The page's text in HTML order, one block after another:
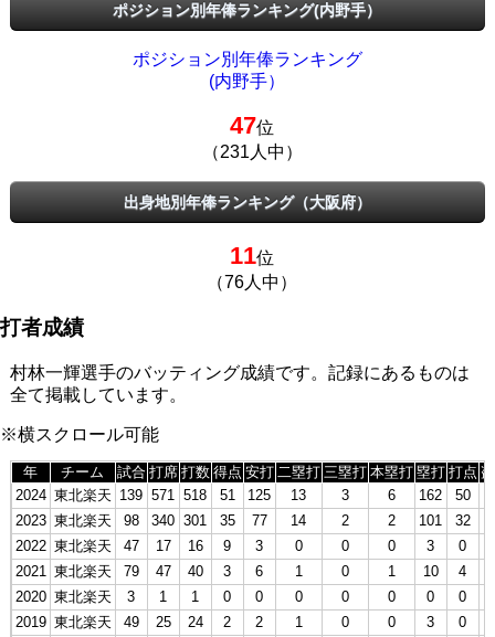
ポジション別年俸ランキング(内野手）
ポジション別年俸ランキング
(内野手）
47位
（231人中）
出身地別年俸ランキング（大阪府）
11位
（76人中）
打者成績
村林一輝選手のバッティング成績です。記録にあるものは
全て掲載しています。
※横スクロール可能
年 チーム 試合 打席 打数 得点 安打 二塁打 三塁打 本塁打 塁打 打点
2024 東北楽天 139 571 518 51 125 13 3 6 162 50
2023 東北楽天 98 340 301 35 77 14 2 2 101 32
2022 東北楽天 47 17 16 9 3 0 0 0 3 0
2021 東北楽天 79 47 40 3 6 1 0 1 10 4
2020 東北楽天 3 1 1 0 0 0 0 0 0 0
2019 東北楽天 49 25 24 2 2 1 0 0 3 0